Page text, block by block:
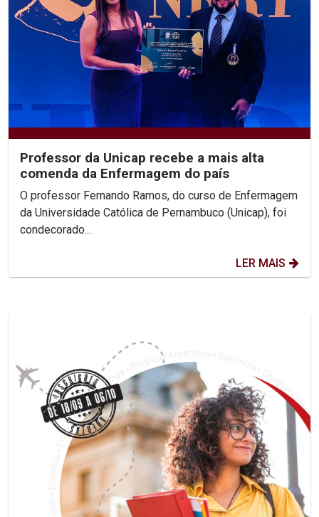
Professor da Unicap recebe a mais alta
comenda da Enfermagem do país
O professor Fernando Ramos, do curso de Enfermagem
da Universidade Católica de Pernambuco (Unicap), foi
condecorado...
LER MAIS